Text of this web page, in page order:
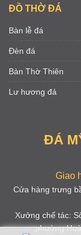
ĐỒ THỜ ĐÁ
Bàn lễ đá
Đèn đá
Bàn Thờ Thiên
Lư hương đá
ĐÁ
Giao
Cửa hàng trưng
Xưởng chế tác:
,phường